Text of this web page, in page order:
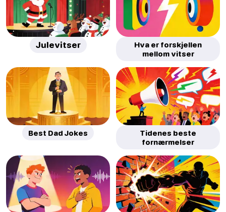
Julevitser
Hva er forskjellen
mellom vitser
Best Dad Jokes
Tidenes beste
fornærmelser